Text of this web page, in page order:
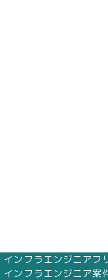
インフラエンジニアフ
インフラエンジニア案